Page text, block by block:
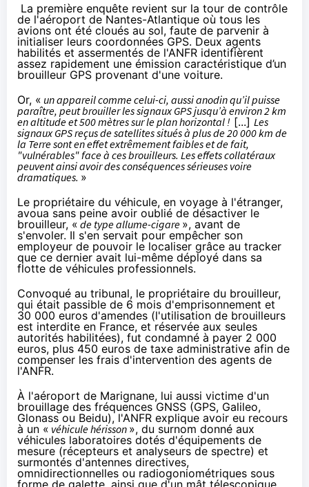
La première enquête revient sur la tour de contrôle
de l'aéroport de Nantes-Atlantique où tous les
avions ont été cloués au sol, faute de parvenir à
initialiser leurs coordonnées GPS. Deux agents
habilités et assermentés de l'ANFR identifièrent
assez rapidement une émission caractéristique d’un
brouilleur GPS provenant d'une voiture.
Or, « un appareil comme celui-ci, aussi anodin qu’il puisse
paraître, peut brouiller les signaux GPS jusqu’à environ 2 km
en altitude et 500 mètres sur le plan horizontal ! [...] Les
signaux GPS reçus de satellites situés à plus de 20 000 km de
la Terre sont en effet extrêmement faibles et de fait,
"vulnérables" face à ces brouilleurs. Les effets collatéraux
peuvent ainsi avoir des conséquences sérieuses voire
dramatiques. »
Le propriétaire du véhicule, en voyage à l'étranger,
avoua sans peine avoir oublié de désactiver le
brouilleur, « de type allume-cigare », avant de
s'envoler. Il s'en servait pour empêcher son
employeur de pouvoir le localiser grâce au tracker
que ce dernier avait lui-même déployé dans sa
flotte de véhicules professionnels.
Convoqué au tribunal, le propriétaire du brouilleur,
qui était passible de 6 mois d'emprisonnement et
30 000 euros d'amendes (l'utilisation de brouilleurs
est interdite en France, et réservée aux seules
autorités habilitées), fut condamné à payer 2 000
euros, plus 450 euros de taxe administrative afin de
compenser les frais d'intervention des agents de
l'ANFR.
À l'aéroport de Marignane, lui aussi victime d'un
brouillage des fréquences GNSS (GPS, Galileo,
Glonass ou Beidu), l'ANFR explique avoir eu recours
à un « véhicule hérisson », du surnom donné aux
véhicules laboratoires dotés d'équipements de
mesure (récepteurs et analyseurs de spectre) et
surmontés d'antennes directives,
omnidirectionnelles ou radiogoniométriques sous
forme de galette, ainsi que d'un mât télescopique